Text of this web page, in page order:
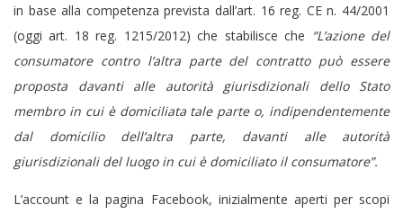
in base alla competenza prevista dall’art. 16 reg. CE n. 44/2001
(oggi art. 18 reg. 1215/2012) che stabilisce che “L’azione del
consumatore contro l’altra parte del contratto può essere
proposta davanti alle autorità giurisdizionali dello Stato
membro in cui è domiciliata tale parte o, indipendentemente
dal domicilio dell’altra parte, davanti alle autorità
giurisdizionali del luogo in cui è domiciliato il consumatore”.
L’account e la pagina Facebook, inizialmente aperti per scopi